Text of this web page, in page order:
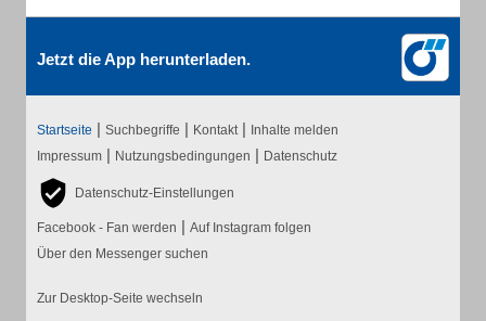
Jetzt die App herunterladen.
Startseite | Suchbegriffe | Kontakt | Inhalte melden
Impressum | Nutzungsbedingungen | Datenschutz
Datenschutz-Einstellungen
Facebook - Fan werden | Auf Instagram folgen
Über den Messenger suchen
Zur Desktop-Seite wechseln